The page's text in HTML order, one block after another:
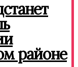
районе